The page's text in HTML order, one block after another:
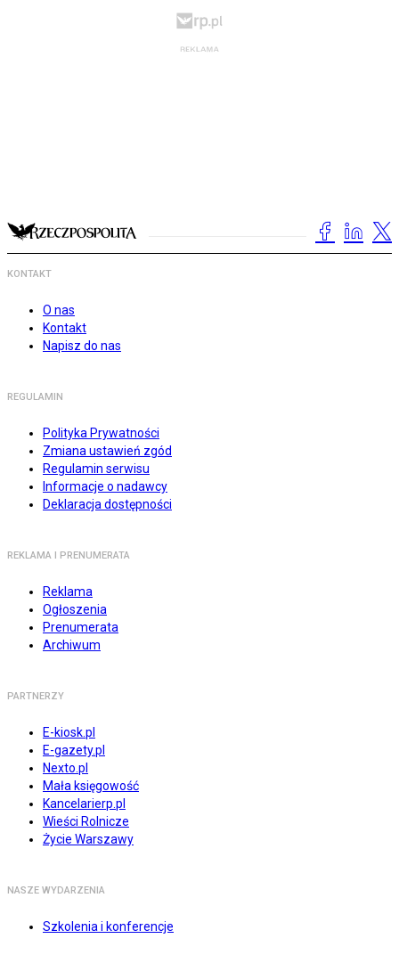
KONTAKT
O nas
Kontakt
Napisz do nas
REGULAMIN
Polityka Prywatności
Zmiana ustawień zgód
Regulamin serwisu
Informacje o nadawcy
Deklaracja dostępności
REKLAMA I PRENUMERATA
Reklama
Ogłoszenia
Prenumerata
Archiwum
PARTNERZY
E-kiosk.pl
E-gazety.pl
Nexto.pl
Mała księgowość
Kancelarierp.pl
Wieści Rolnicze
Życie Warszawy
NASZE WYDARZENIA
Szkolenia i konferencje